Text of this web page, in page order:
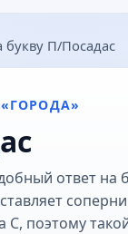
букву П Посадас
ответ на
С, поэтому